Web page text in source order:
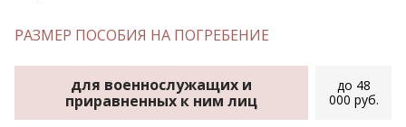
РАЗМЕР ПОСОБИЯ НА ПОГРЕБЕНИЕ
для военнослужащих и
приравненных к ним лиц
до 48
000 руб.